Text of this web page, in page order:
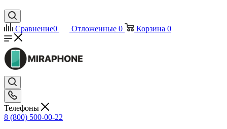
Сравнение0 Отложенные 0 Корзина 0
Телефоны
8 (800) 500-00-22